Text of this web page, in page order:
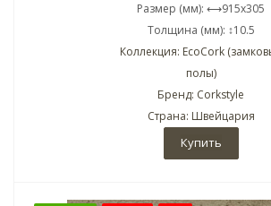
Размер (мм): ⟷915x305
Толщина (мм): ↕10.5
Коллекция: EcoCork
полы)
Бренд: Corkstyle
Страна: Швейцария
Купить